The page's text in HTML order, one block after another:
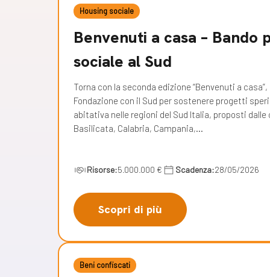
Housing sociale
Benvenuti a casa – Bando
sociale al Sud
Torna con la seconda edizione “Benvenuti a
Fondazione con il Sud per sostenere progetti
abitativa nelle regioni del Sud Italia, proposti
Basilicata, Calabria, Campania,…
Risorse:5.000.000 € Scadenza:28/05/2026
Scopri di più
Beni confiscati